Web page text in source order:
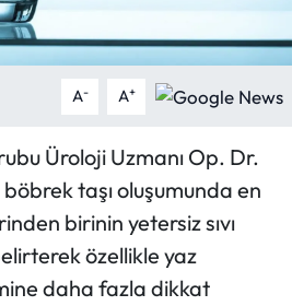
A- A+
Üroloji Uzmanı Op. Dr.
taşı oluşumunda en
birinin yetersiz sıvı
özellikle yaz
daha fazla dikkat